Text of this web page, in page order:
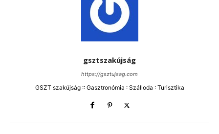
gsztszakújság
https://gsztujsag.com
GSZT szakújság :: Gasztronómia : Szálloda : Turisztika